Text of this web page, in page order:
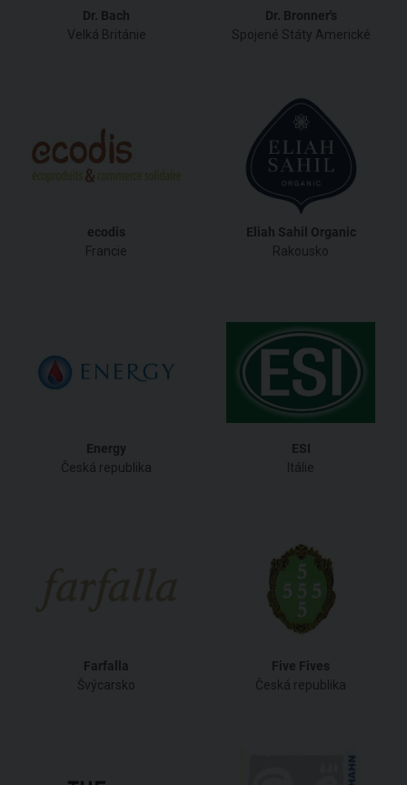
Dr. Bach
Velká Británie
Dr. Bronner's
Spojené Státy Americké
ecodis
Francie
Eliah Sahil Organic
Rakousko
Energy
Česká republika
ESI
Itálie
Farfalla
Švýcarsko
Five Fives
Česká republika